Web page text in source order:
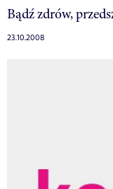
Bądź zdrów,
23.10.2008